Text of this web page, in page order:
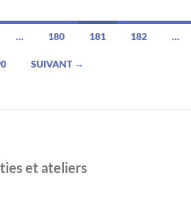
… 180 181 182 …
SUIVANT →
et ateliers